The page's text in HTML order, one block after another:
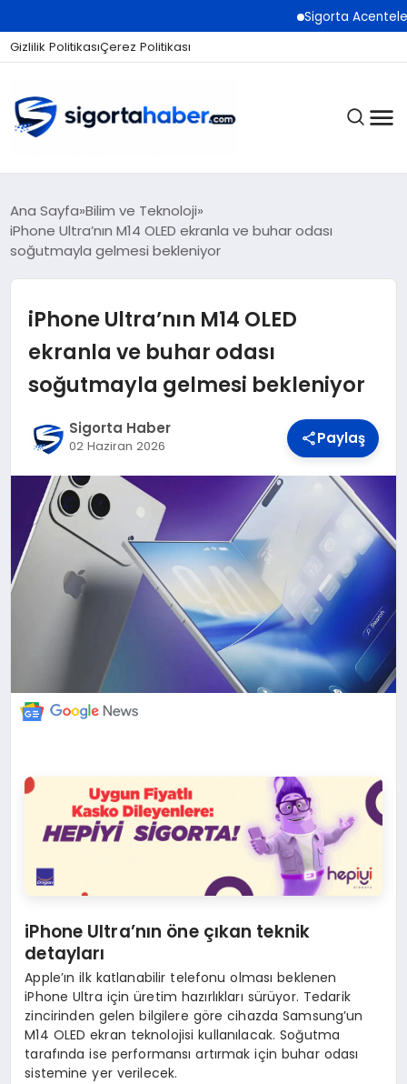
Sigorta Acentelerinin
Gizlilik PolitikasıÇerez Politikası
SIGORTA
EKONOMI
BILIM VE TEKNOLOJI
OTOMOBIL
Ana Sayfa Bilim ve Teknoloji
iPhone Ultra’nın M14 OLED ekranla ve buhar odası
soğutmayla gelmesi bekleniyor
iPhone Ultra’nın M14 OLED
ekranla ve buhar odası
soğutmayla gelmesi bekleniyor
Sigorta Haber
02 Haziran 2026 Paylaş
iPhone Ultra’nın öne çıkan teknik
detayları
Apple’ın ilk katlanabilir telefonu olması beklenen
iPhone Ultra için üretim hazırlıkları sürüyor. Tedarik
zincirinden gelen bilgilere göre cihazda Samsung’un
M14 OLED ekran teknolojisi kullanılacak. Soğutma
tarafında ise performansı artırmak için buhar odası
sistemine yer verilecek.